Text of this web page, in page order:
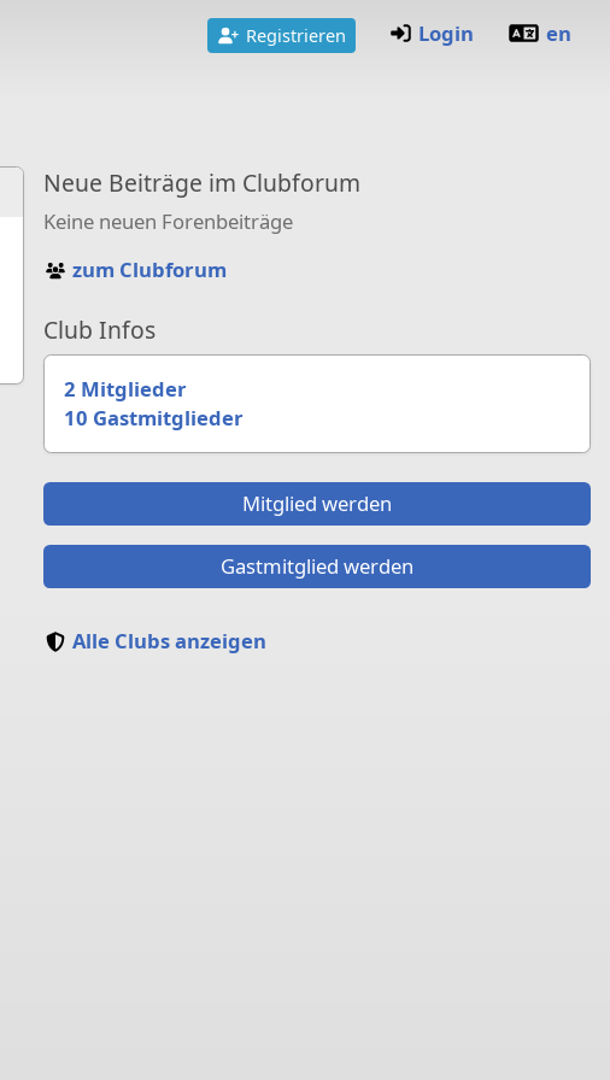
Registrieren Login en
Neue Beiträge im Clubforum
Keine neuen Forenbeiträge
zum Clubforum
Club Infos
2 Mitglieder
10 Gastmitglieder
Mitglied werden
Gastmitglied werden
Alle Clubs anzeigen